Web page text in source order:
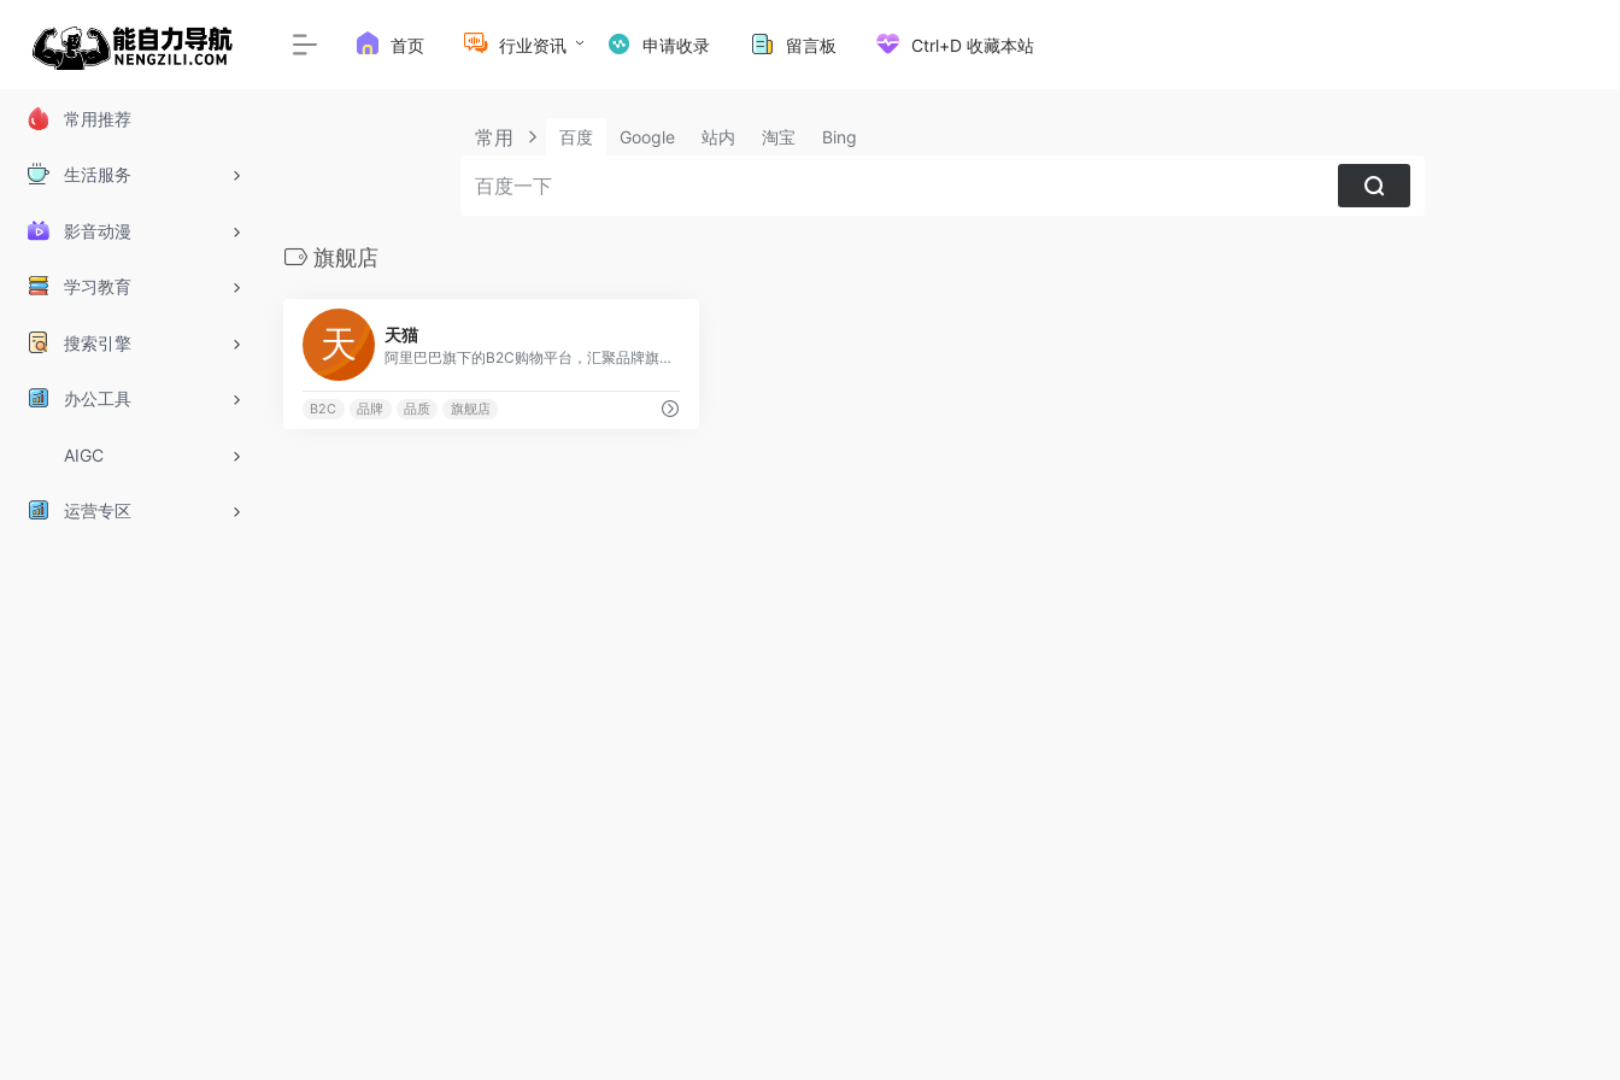
常用推荐
生活服务
影音动漫
学习教育
搜索引擎
办公工具
AIGC
运营专区
首页 行业资讯 申请收录 留言板 Ctrl+D 收藏本站
常用 百度 Google 站内 淘宝 Bing
旗舰店
天猫
阿里巴巴旗下的B2C购物平台，汇聚品牌旗舰店，提供品质购物体验
B2C 品牌 品质 旗舰店